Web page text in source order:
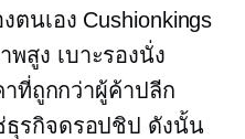
นเอง Cushionkings
พสูง เบาะรองนั่ง
ที่ถูกกว่าผู้ค้าปลีก
รกิจดรอปชิป ดังนั้น